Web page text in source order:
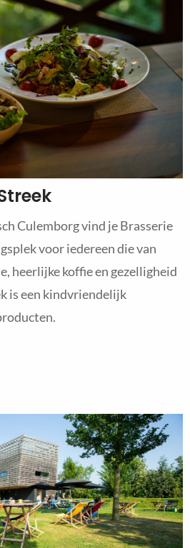
Culemborg vind je Brasserie
voor iedereen die van
heerlijke koffie en gezelligheid
is een kindvriendelijk